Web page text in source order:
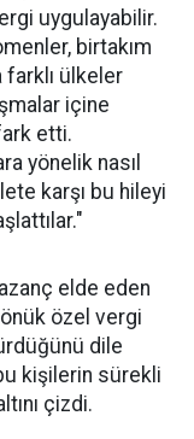
uygulayabilir.
birtakım
farklı ülkeler
içine
etti.
yönelik nasıl
karşı bu hileyi
elde eden
özel vergi
dile
kişilerin sürekli
çizdi.